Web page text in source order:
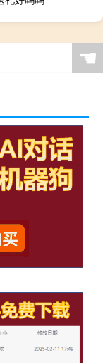
☚